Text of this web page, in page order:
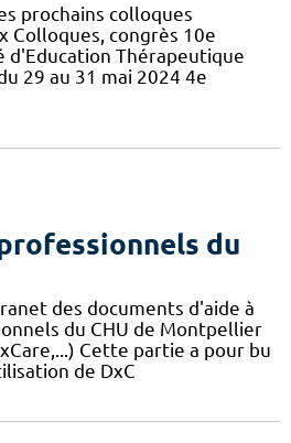
prochains colloques
Colloques, congrès 10e
d'Education Thérapeutique
29 au 31 mai 2024 4e
du
des documents d'aide à
du CHU de Montpellier
Cette partie a pour bu
de DxC